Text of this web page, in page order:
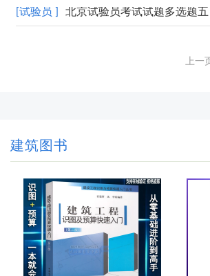
[试验员 ] 北京试验员考试试题多选题五
上一
建筑图书